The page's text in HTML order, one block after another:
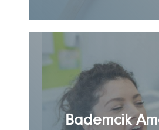
Bademcik